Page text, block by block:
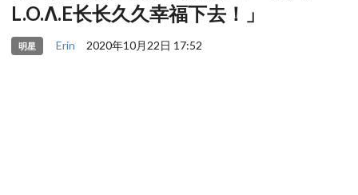
L.O.Λ.E长长久久幸福下去！」
明星 Erin 2020年10月22日 17:52